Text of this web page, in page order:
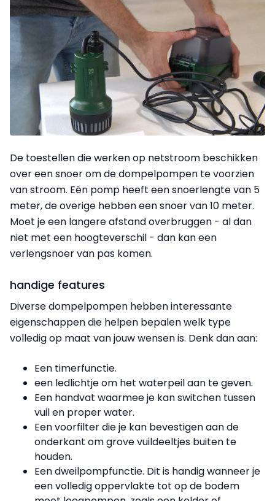
De toestellen die werken op netstroom beschikken
over een snoer om de dompelpompen te voorzien
van stroom. Eén pomp heeft een snoerlengte van 5
meter, de overige hebben een snoer van 10 meter.
Moet je een langere afstand overbruggen - al dan
niet met een hoogteverschil - dan kan een
verlengsnoer van pas komen.
handige features
Diverse dompelpompen hebben interessante
eigenschappen die helpen bepalen welk type
volledig op maat van jouw wensen is. Denk dan aan:
Een timerfunctie.
een ledlichtje om het waterpeil aan te geven.
Een handvat waarmee je kan switchen tussen
vuil en proper water.
Een voorfilter die je kan bevestigen aan de
onderkant om grove vuildeeltjes buiten te
houden.
Een dweilpompfunctie. Dit is handig wanneer je
een volledig oppervlakte tot op de bodem